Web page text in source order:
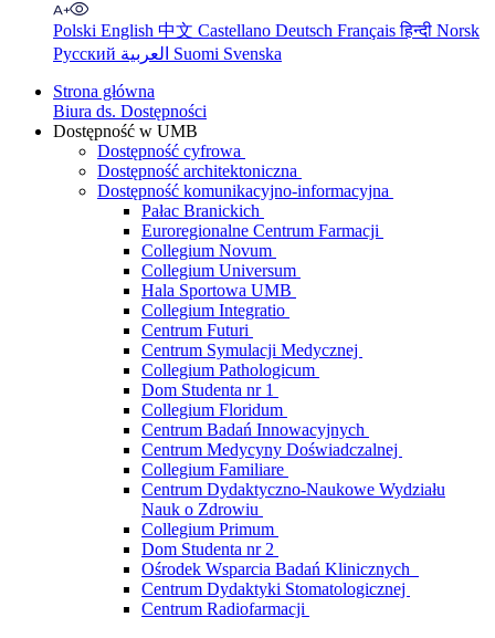
Polski English 中文 Castellano Deutsch Françaisहिन्दी Norsk
Русский
Suomi Svenska
Strona główna
Biura ds. Dostępności
Dostępność w UMB
Dostępność cyfrowa
Dostępność architektoniczna
Dostępność komunikacyjno-informacyjna
Pałac Branickich
Euroregionalne Centrum Farmacji
Collegium Novum
Collegium Universum
Hala Sportowa UMB
Collegium Integratio
Centrum Futuri
Centrum Symulacji Medycznej
Collegium Pathologicum
Dom Studenta nr 1
Collegium Floridum
Centrum Badań Innowacyjnych
Centrum Medycyny Doświadczalnej
Collegium Familiare
Centrum Dydaktyczno-Naukowe Wydziału
Nauk o Zdrowiu
Collegium Primum
Dom Studenta nr 2
Ośrodek Wsparcia Badań Klinicznych
Centrum Dydaktyki Stomatologicznej
Centrum Radiofarmacji